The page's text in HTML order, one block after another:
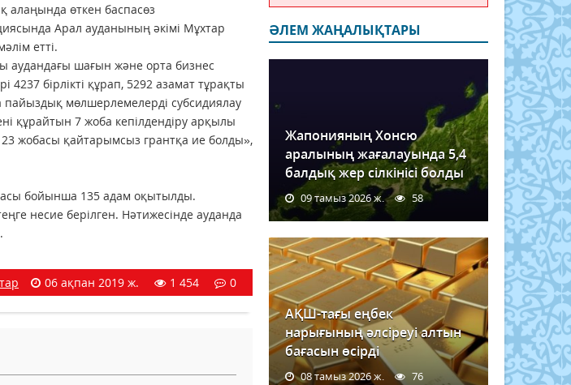
алаңында өткен баспасөз
Арал ауданының әкімі Мұхтар
етті.
аудандағы шағын және орта бизнес
4237 бірлікті құрап, 5292 азамат тұрақты
мөлшерлемелерді субсидиялау
құрайтын 7 жоба кепілдендіру арқылы
жобасы қайтарымсыз грантқа ие болды»,
бойынша 135 адам оқытылды.
несие берілген. Нәтижесінде ауданда
06 ақпан 2019 ж. 1 454 0
ӘЛЕМ ЖАҢАЛЫҚТАРЫ
Жапонияның Хонсю
аралының жағалауында 5,4
балдық жер сілкінісі болды
09 тамыз 2026 ж. 58
АҚШ-тағы еңбек
нарығының әлсіреуі алтын
бағасын өсірді
08 тамыз 2026 ж. 76